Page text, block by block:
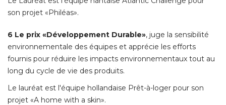
son projet «Philéas».
6 Le prix «Développement Durable», juge la sensibilité
environnementale des équipes et apprécie les efforts
fournis pour réduire les impacts environnementaux tout au
long du cycle de vie des produits.
Le lauréat est l'équipe hollandaise Prêt-à-loger pour son
projet «A home with a skin».